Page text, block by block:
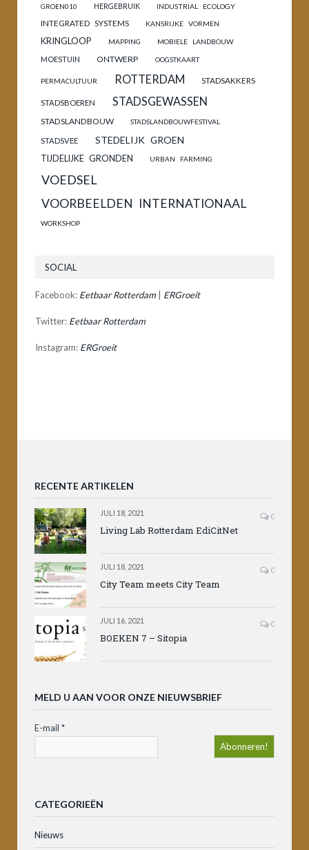
GROEN010 HERGEBRUIK INDUSTRIAL ECOLOGY
INTEGRATED SYSTEMS KANSRIJKE VORMEN
KRINGLOOP MAPPING MOBIELE LANDBOUW
MOESTUIN ONTWERP OOGSTKAART
PERMACULTUUR ROTTERDAM STADSAKKERS
STADSBOEREN STADSGEWASSEN
STADSLANDBOUW STADSLANDBOUWFESTIVAL
STADSVEE STEDELIJK GROEN
TIJDELIJKE GRONDEN URBAN FARMING
VOEDSEL
VOORBEELDEN INTERNATIONAAL
WORKSHOP
SOCIAL
Facebook: Eetbaar Rotterdam ERGroeit
Twitter: Eetbaar Rotterdam
Instagram: ERGroeit
RECENTE ARTIKELEN
JULI 18, 2021 0
Living Lab Rotterdam EdiCitNet
JULI 18, 2021 0
City Team meets City Team
JULI 16, 2021 0
BOEKEN 7 – Sitopia
MELD U AAN VOOR ONZE NIEUWSBRIEF
E-mail *
CATEGORIEËN
Nieuws